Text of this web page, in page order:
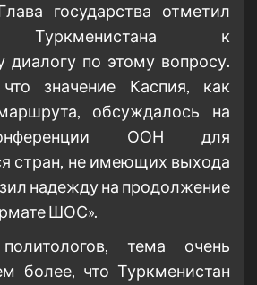
государства отметил
Туркменистана к
диалогу по этому вопросу.
значение Каспия, как
обсуждалось на
ООН для
стран, не имеющих выхода
надежду на продолжение
ШОС».
тема очень
более, что Туркменистан